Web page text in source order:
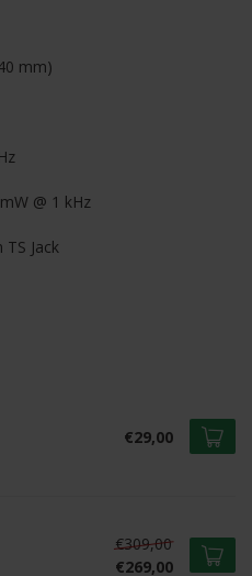
mm)
@ 1 kHz
Jack
€29,00
€309,00
€269,00